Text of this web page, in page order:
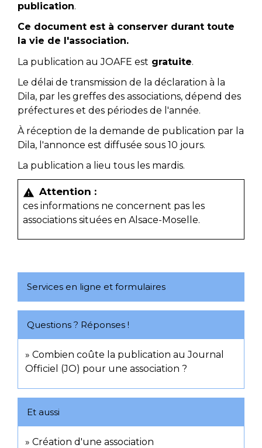
publication.
Ce document est à conserver durant toute
la vie de l'association.
La publication au JOAFE est gratuite.
Le délai de transmission de la déclaration à la
Dila, par les greffes des associations, dépend des
préfectures et des périodes de l'année.
À réception de la demande de publication par la
Dila, l'annonce est diffusée sous 10 jours.
La publication a lieu tous les mardis.
warning Attention :
ces informations ne concernent pas les
associations situées en Alsace-Moselle.
Services en ligne et formulaires
Questions ? Réponses !
Combien coûte la publication au Journal
Officiel (JO) pour une association ?
Et aussi
Création d'une association